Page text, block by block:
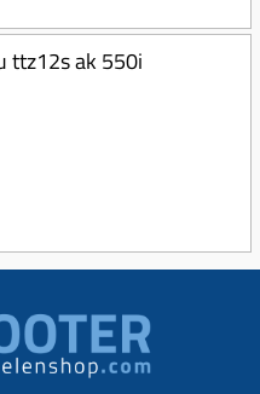
ttz12s ak 550i